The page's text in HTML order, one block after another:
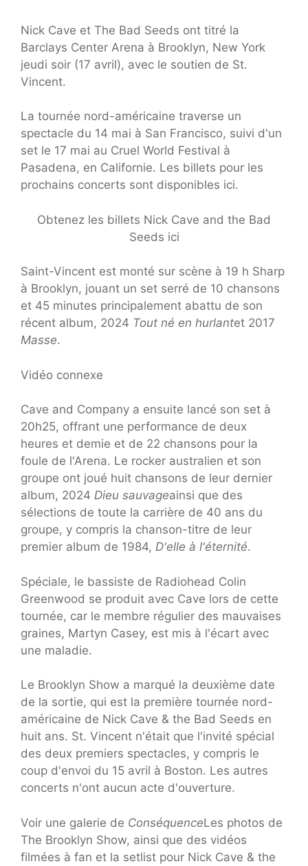
Nick Cave et The Bad Seeds ont titré la
Barclays Center Arena à Brooklyn, New York
jeudi soir (17 avril), avec le soutien de St.
Vincent.
La tournée nord-américaine traverse un
spectacle du 14 mai à San Francisco, suivi d'un
set le 17 mai au Cruel World Festival à
Pasadena, en Californie. Les billets pour les
prochains concerts sont disponibles ici.
Obtenez les billets Nick Cave and the Bad
Seeds ici
Saint-Vincent est monté sur scène à 19 h Sharp
à Brooklyn, jouant un set serré de 10 chansons
et 45 minutes principalement abattu de son
récent album, 2024 Tout né en hurlantet 2017
Masse.
Vidéo connexe
Cave and Company a ensuite lancé son set à
20h25, offrant une performance de deux
heures et demie et de 22 chansons pour la
foule de l'Arena. Le rocker australien et son
groupe ont joué huit chansons de leur dernier
album, 2024 Dieu sauvageainsi que des
sélections de toute la carrière de 40 ans du
groupe, y compris la chanson-titre de leur
premier album de 1984, D'elle à l'éternité.
Spéciale, le bassiste de Radiohead Colin
Greenwood se produit avec Cave lors de cette
tournée, car le membre régulier des mauvaises
graines, Martyn Casey, est mis à l'écart avec
une maladie.
Le Brooklyn Show a marqué la deuxième date
de la sortie, qui est la première tournée nord-
américaine de Nick Cave & the Bad Seeds en
huit ans. St. Vincent n'était que l'invité spécial
des deux premiers spectacles, y compris le
coup d'envoi du 15 avril à Boston. Les autres
concerts n'ont aucun acte d'ouverture.
Voir une galerie de ConséquenceLes photos de
The Brooklyn Show, ainsi que des vidéos
filmées à fan et la setlist pour Nick Cave & the